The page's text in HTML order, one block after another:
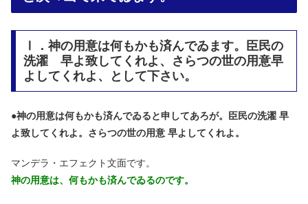
Ⅰ．神の用意は何もかも済んでゐます。臣民の
洗濯 早よ致してくれよ、さらつの世の用意早
よしてくれよ、として下さい。
●神の用意は何もかも済んでゐると申してあろが。臣民の洗濯 早
よ致してくれよ。さらつの世の用意 早よしてくれよ。
マンデラ・エフェクト文面です。
神の用意は、何もかも済んでゐるのです。